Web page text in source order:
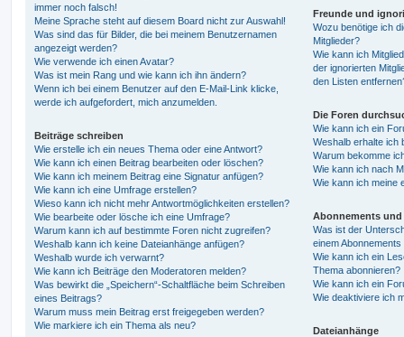
immer noch falsch!
Meine Sprache steht auf diesem Board nicht zur Auswahl!
Was sind das für Bilder, die bei meinem Benutzernamen
angezeigt werden?
Wie verwende ich einen Avatar?
Was ist mein Rang und wie kann ich ihn ändern?
Wenn ich bei einem Benutzer auf den E-Mail-Link klicke,
werde ich aufgefordert, mich anzumelden.
Beiträge schreiben
Wie erstelle ich ein neues Thema oder eine Antwort?
Wie kann ich einen Beitrag bearbeiten oder löschen?
Wie kann ich meinem Beitrag eine Signatur anfügen?
Wie kann ich eine Umfrage erstellen?
Wieso kann ich nicht mehr Antwortmöglichkeiten erstellen?
Wie bearbeite oder lösche ich eine Umfrage?
Warum kann ich auf bestimmte Foren nicht zugreifen?
Weshalb kann ich keine Dateianhänge anfügen?
Weshalb wurde ich verwarnt?
Wie kann ich Beiträge den Moderatoren melden?
Was bewirkt die „Speichern“-Schaltfläche beim Schreiben
eines Beitrags?
Warum muss mein Beitrag erst freigegeben werden?
Wie markiere ich ein Thema als neu?
Freunde und
Wozu benötige ich
Mitglieder?
Wie kann ich
der ignorierten
den Listen
Die Foren
Wie kann ich ein
Weshalb erhalte ich
Warum bekomme
Wie kann ich nach
Wie kann ich meine
Abonnements und
Was ist der
einem
Wie kann ich ein
Thema abonnieren?
Wie kann ich ein
Wie deaktiviere ich
Dateianhänge